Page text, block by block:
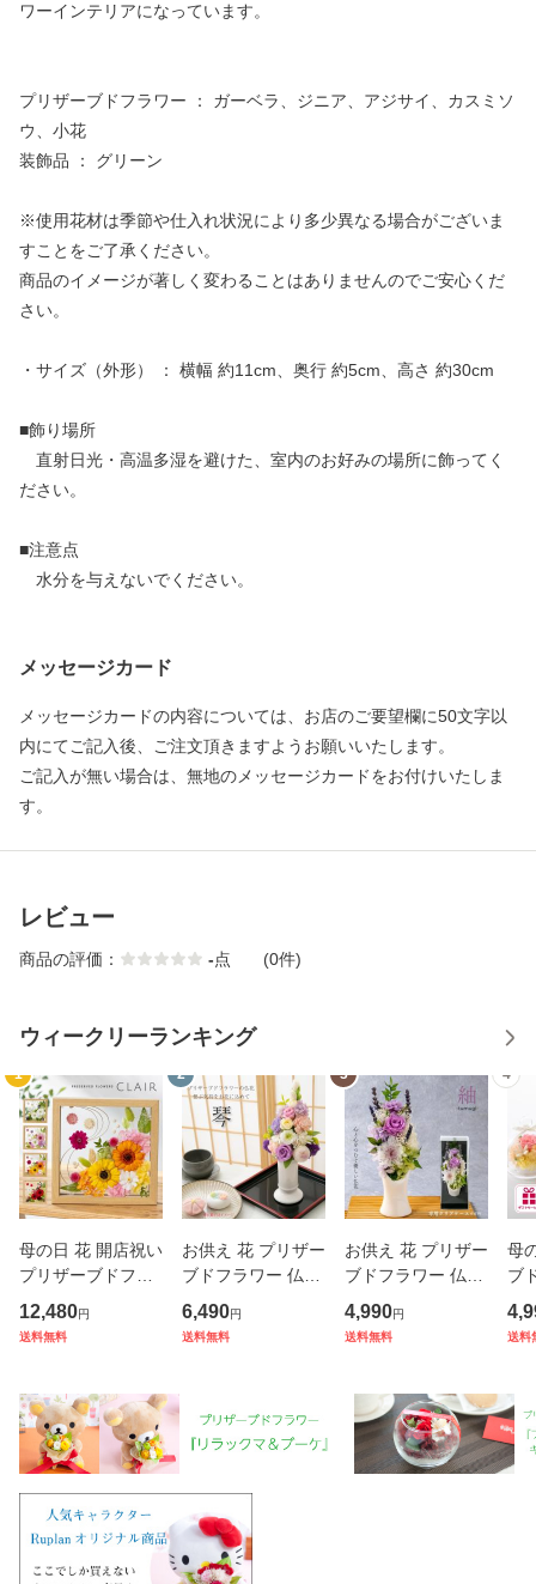
ワーインテリアになっています。
プリザーブドフラワー ： ガーベラ、ジニア、アジサイ、カスミソ
ウ、小花
装飾品 ： グリーン
※使用花材は季節や仕入れ状況により多少異なる場合がございま
すことをご了承ください。
商品のイメージが著しく変わることはありませんのでご安心くだ
さい。
・サイズ（外形） ： 横幅 約11cm、奥行 約5cm、高さ 約30cm
■飾り場所
直射日光・高温多湿を避けた、室内のお好みの場所に飾ってく
ださい。
■注意点
水分を与えないでください。
メッセージカード
メッセージカードの内容については、お店のご要望欄に50文字以
内にてご記入後、ご注文頂きますようお願いいたします。
ご記入が無い場合は、無地のメッセージカードをお付けいたしま
す。
レビュー
商品の評価： -点 (0件)
ウィークリーランキング
1
母の日 花 開店祝い
プリザーブドフラ
ワー ギフト 額縁
クレール おしゃれ
念日 周年記念 記念
品
12,480円
送料無料
2
お供え 花 プリザー
ブドフラワー 仏花
花瓶 琴 菊 供花 仏
壇用 祭壇 一周忌
6,490円
送料無料
3
お供え 花 プリザー
ブドフラワー 仏花
紬 菊 供花 仏壇用
祭壇 一周忌 三回忌
回忌 四十九日 49
日 お
4,990円
送料無料
4
母
ブ
ト
ル
日
ド
送料